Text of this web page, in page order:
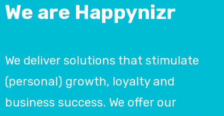
We are Happynizr
We deliver solutions that stimulate
(personal) growth, loyalty and
business success. We offer our